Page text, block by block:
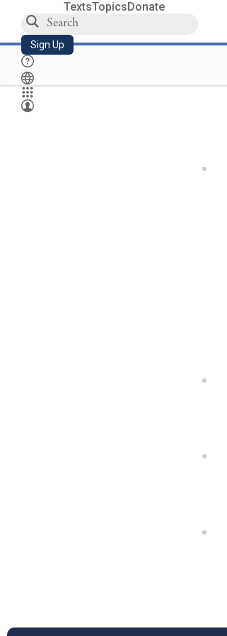
TextsTopicsDonate
Sign Up